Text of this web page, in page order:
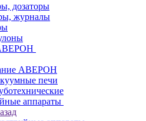
дозаторы
журналы
АВЕРОН
печи
аппараты